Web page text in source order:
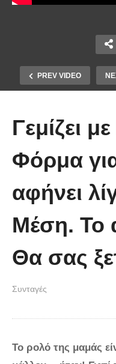
PREV VIDEO
Υγιεινό γλυκό
υλικά, έτοιμο
Γεμίζει
Φόρμα
αφήνει
Μέση. Το
Θα σας
Συνταγές
To ρολό της μαμάς